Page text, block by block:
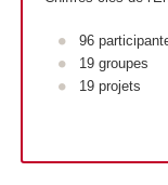
96
19 groupes
19 projets